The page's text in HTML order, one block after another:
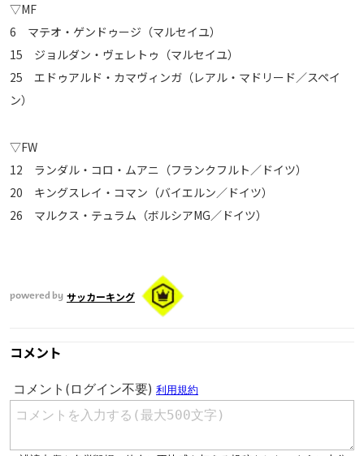
▽MF
6 マテオ・ゲンドゥージ（マルセイユ）
15 ジョルダン・ヴェレトゥ（マルセイユ）
25 エドゥアルド・カマヴィンガ（レアル・マドリード／スペイ
ン）
▽FW
12 ランダル・コロ・ムアニ（フランクフルト／ドイツ）
20 キングスレイ・コマン（バイエルン／ドイツ）
26 マルクス・テュラム（ボルシアMG／ドイツ）
powered by サッカーキング
コメント